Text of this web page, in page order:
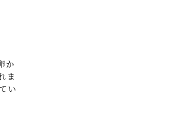
か
ま
い